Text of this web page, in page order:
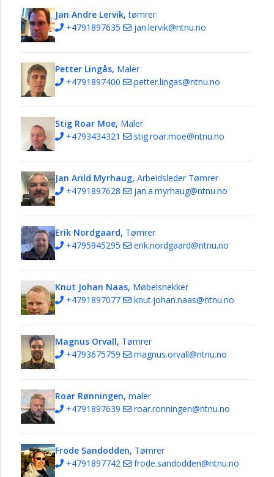
Gjøvik
Planar
føringar
for
eigedom
eigedomsavdelinga
Kontakt
Jan Andre Lervik,tømrer
+4791897635
jan.lervik@ntnu.no
Petter Lingås, Maler
+4791897400
petter.lingas@ntnu.no
Stig Roar Moe, Maler
+4793434321
stig.roar.moe@ntnu.no
Jan Arild Myrhaug, Arbeidsleder Tømrer
+4791897628
jan.a.myrhaug@ntnu.no
Erik Nordgaard, Tømrer
+4795945295
erik.nordgaard@ntnu.no
Knut Johan Naas, Møbelsnekker
+4791897077
knut.johan.naas@ntnu.no
Magnus Orvall, Tømrer
+4793675759
magnus.orvall@ntnu.no
Roar Rønningen, maler
+4791897639
roar.ronningen@ntnu.no
Frode Sandodden, Tømrer
+4791897742
frode.sandodden@ntnu.no